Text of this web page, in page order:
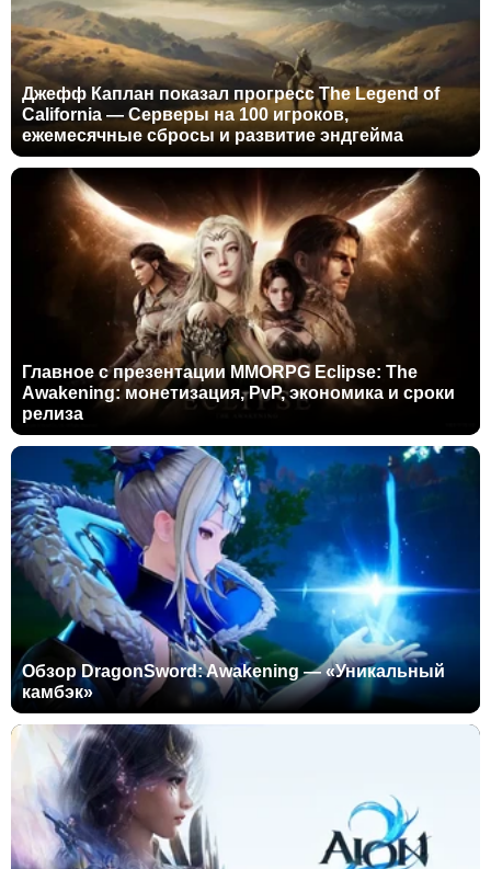
Джефф Каплан показал прогресс The Legend of
California — Серверы на 100 игроков,
ежемесячные сбросы и развитие эндгейма
Главное с презентации MMORPG Eclipse: The
Awakening: монетизация, PvP, экономика и сроки
релиза
Обзор DragonSword: Awakening — «Уникальный
камбэк»